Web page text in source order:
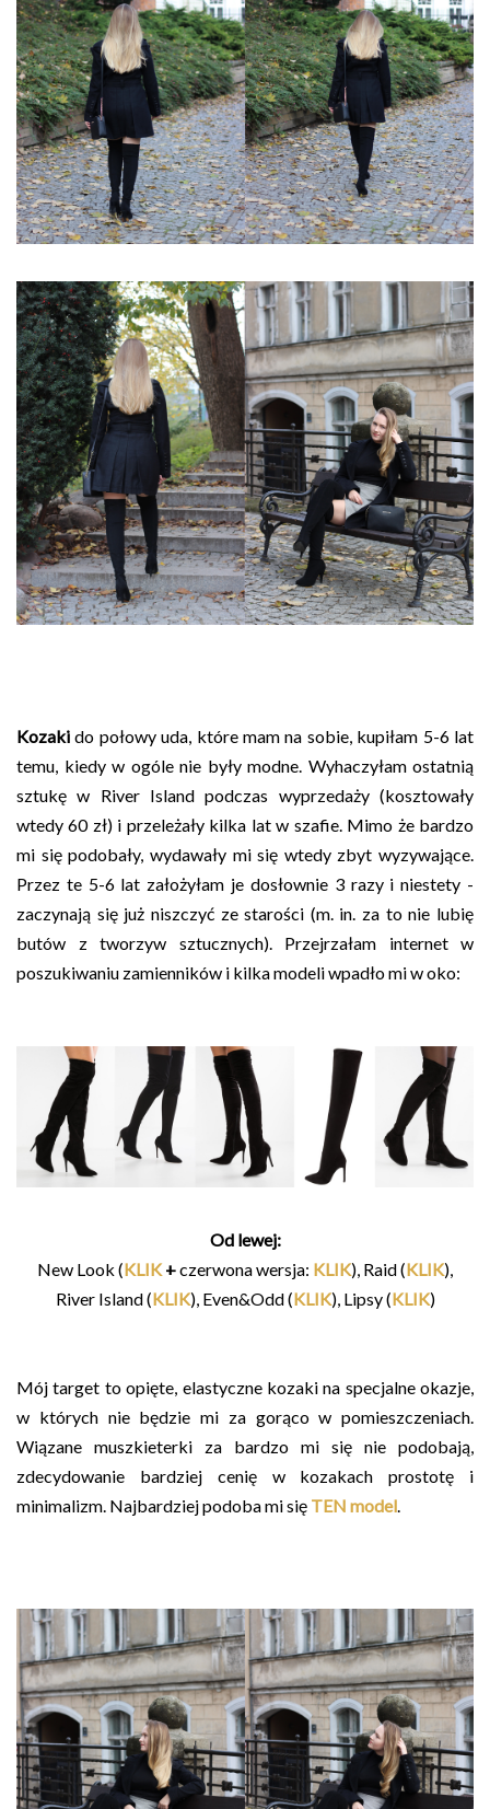
Kozaki do połowy uda, które mam na sobie, kupiłam 5-6 lat
temu, kiedy w ogóle nie były modne. Wyhaczyłam ostatnią
sztukę w River Island podczas wyprzedaży (kosztowały
wtedy 60 zł) i przeleżały kilka lat w szafie. Mimo że bardzo
mi się podobały, wydawały mi się wtedy zbyt wyzywające.
Przez te 5-6 lat założyłam je dosłownie 3 razy i niestety -
zaczynają się już niszczyć ze starości (m. in. za to nie lubię
butów z tworzyw sztucznych). Przejrzałam internet w
poszukiwaniu zamienników i kilka modeli wpadło mi w oko:
Od lewej:
New Look (KLIK+czerwona wersja: KLIK), Raid (KLIK),
River Island (KLIK), Even&Odd (KLIK), Lipsy (KLIK)
Mój target to opięte, elastyczne kozaki na specjalne okazje,
w których nie będzie mi za gorąco w pomieszczeniach.
Wiązane muszkieterki za bardzo mi się nie podobają,
zdecydowanie bardziej cenię w kozakach prostotę i
minimalizm. Najbardziej podoba mi się TEN model.